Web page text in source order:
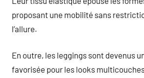
proposant une mobilité sans
l’allure.
En outre, les leggings sont devenus
favorisée pour les looks